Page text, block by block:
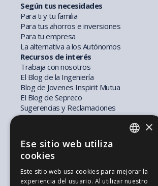
Según tus necesidades
Para ti y tu familia
Para tus ahorros e inversiones
Para tu empresa
La alternativa a los Autónomos
Recursos de interés
Trabaja con nosotros
El Blog de la Ingeniería
Blog de Jovenes Inspirit Mutua
El Blog de Sepreco
Sugerencias y Reclamaciones
Información general y seguridad
Política de privacidad
Política de cookies
Configurar cookies
Canal de denuncias
Sistema de compliance penal
ENGLISH
×
Ese sitio web utiliza
cookies
Este sitio web usa cookies para mejorar la
experiencia del usuario. Al utilizar nuestro